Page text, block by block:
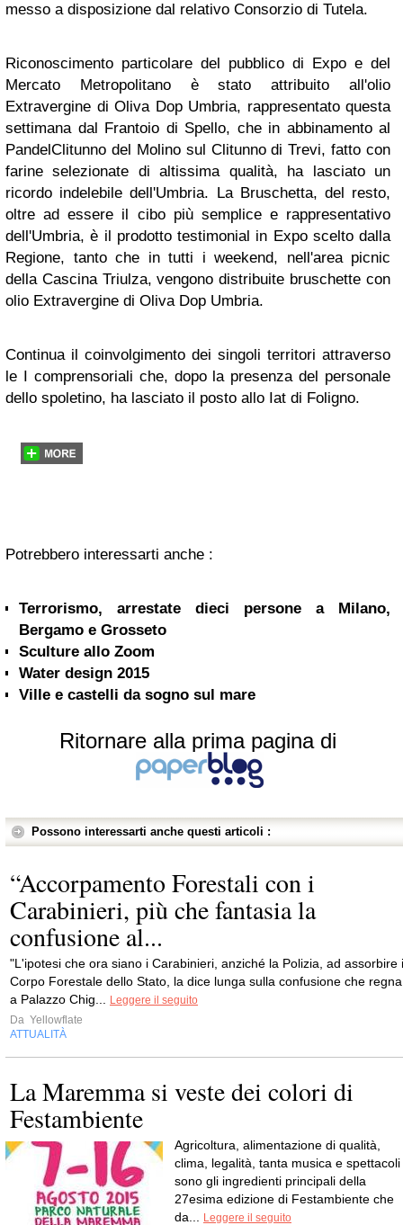
messo a disposizione dal relativo Consorzio di Tutela.
Riconoscimento particolare del pubblico di Expo e del
Mercato Metropolitano è stato attribuito all'olio
Extravergine di Oliva Dop Umbria, rappresentato questa
settimana dal Frantoio di Spello, che in abbinamento al
PandelClitunno del Molino sul Clitunno di Trevi, fatto con
farine selezionate di altissima qualità, ha lasciato un
ricordo indelebile dell'Umbria. La Bruschetta, del resto,
oltre ad essere il cibo più semplice e rappresentativo
dell'Umbria, è il prodotto testimonial in Expo scelto dalla
Regione, tanto che in tutti i weekend, nell'area picnic
della Cascina Triulza, vengono distribuite bruschette con
olio Extravergine di Oliva Dop Umbria.
Continua il coinvolgimento dei singoli territori attraverso
le I comprensoriali che, dopo la presenza del personale
dello spoletino, ha lasciato il posto allo Iat di Foligno.
Potrebbero interessarti anche :
Terrorismo, arrestate dieci persone a Milano,
Bergamo e Grosseto
Sculture allo Zoom
Water design 2015
Ville e castelli da sogno sul mare
Ritornare alla prima pagina di
Possono interessarti anche questi articoli :
“Accorpamento Forestali con i
Carabinieri, più che fantasia la
confusione al...
"L'ipotesi che ora siano i Carabinieri, anziché la Polizia, ad assorbire
Corpo Forestale dello Stato, la dice lunga sulla confusione che regna
a Palazzo Chig...
Leggere il seguito
Da Yellowflate
ATTUALITÀ
La Maremma si veste dei colori di
Festambiente
Agricoltura, alimentazione di qualità,
clima, legalità, tanta musica e spettacoli
sono gli ingredienti principali della
27esima edizione di Festambiente che
da...
Leggere il seguito